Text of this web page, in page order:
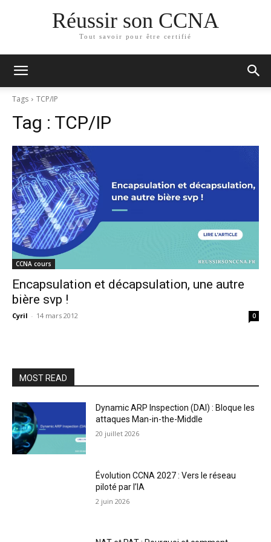
Réussir son CCNA
Tout savoir pour être certifié
Tags TCP/IP
Tag : TCP/IP
CCNA cours
Encapsulation et décapsulation, une autre
bière svp !
Cyril - 14 mars 2012 0
MOST READ
Dynamic ARP Inspection (DAI) : Bloque les
attaques Man-in-the-Middle
20 juillet 2026
Évolution CCNA 2027 : Vers le réseau
piloté par l’IA
2 juin 2026